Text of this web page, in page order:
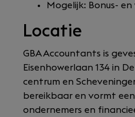
Mogelijk: Bonus-
Locatie
GBA Accountants is
Eisenhowerlaan 134 in
centrum en
bereikbaar en vormt
ondernemers en